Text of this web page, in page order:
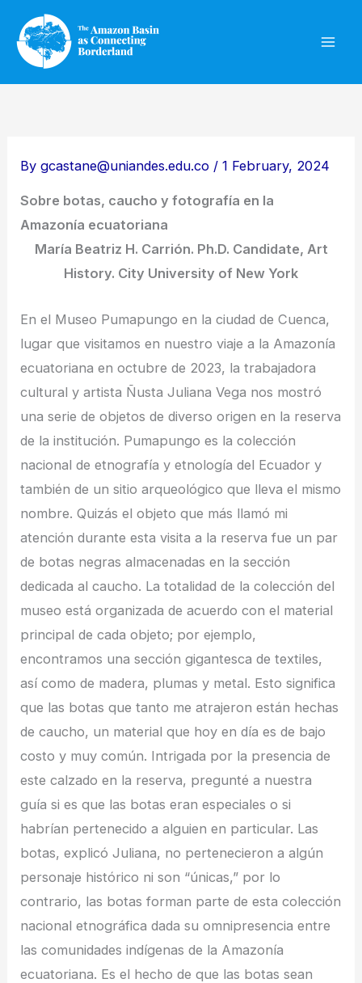
content
Bygcastane@uniandes.edu.co /1 February, 2024
Sobre botas, caucho y fotografía en la
Amazonía ecuatoriana
María Beatriz H. Carrión. Ph.D. Candidate, Art
History. City University of New York
En el Museo Pumapungo en la ciudad de Cuenca,
lugar que visitamos en nuestro viaje a la Amazonía
ecuatoriana en octubre de 2023, la trabajadora
cultural y artista Ñusta Juliana Vega nos mostró
una serie de objetos de diverso origen en la reserva
de la institución. Pumapungo es la colección
nacional de etnografía y etnología del Ecuador y
también de un sitio arqueológico que lleva el mismo
nombre. Quizás el objeto que más llamó mi
atención durante esta visita a la reserva fue un par
de botas negras almacenadas en la sección
dedicada al caucho. La totalidad de la colección del
museo está organizada de acuerdo con el material
principal de cada objeto; por ejemplo,
encontramos una sección gigantesca de textiles,
así como de madera, plumas y metal. Esto significa
que las botas que tanto me atrajeron están hechas
de caucho, un material que hoy en día es de bajo
costo y muy común. Intrigada por la presencia de
este calzado en la reserva, pregunté a nuestra
guía si es que las botas eran especiales o si
habrían pertenecido a alguien en particular. Las
botas, explicó Juliana, no pertenecieron a algún
personaje histórico ni son “únicas,” por lo
contrario, las botas forman parte de esta colección
nacional etnográfica dada su omnipresencia entre
las comunidades indígenas de la Amazonía
ecuatoriana. Es el hecho de que las botas sean